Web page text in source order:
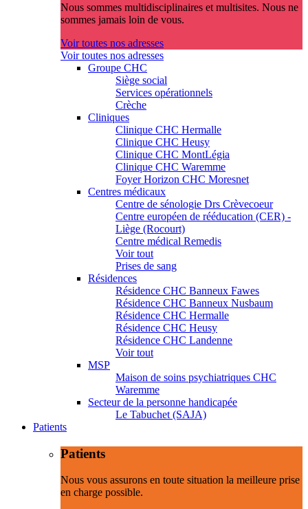
Nous sommes multidisciplinaires et multisites. Nous ne
sommes jamais loin de vous.
Voir toutes nos adresses
Voir toutes nos adresses
Groupe CHC
Siège social
Services opérationnels
Crèche
Cliniques
Clinique CHC Hermalle
Clinique CHC Heusy
Clinique CHC MontLégia
Clinique CHC Waremme
Foyer Horizon CHC Moresnet
Centres médicaux
Centre de sénologie Drs Crèvecoeur
Centre européen de rééducation (CER) -
Liège (Rocourt)
Centre médical Remedis
Voir tout
Prises de sang
Résidences
Résidence CHC Banneux Fawes
Résidence CHC Banneux Nusbaum
Résidence CHC Hermalle
Résidence CHC Heusy
Résidence CHC Landenne
Voir tout
MSP
Maison de soins psychiatriques CHC
Waremme
Secteur de la personne handicapée
Le Tabuchet (SAJA)
Patients
Patients
Nous vous assurons en toute situation la meilleure prise
en charge possible.